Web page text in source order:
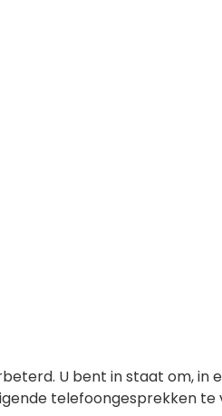
U bent in staat om, in
telefoongesprekken te